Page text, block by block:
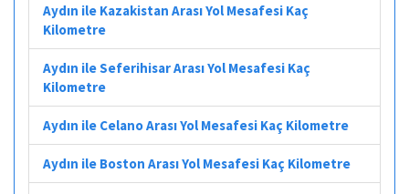
Aydın ile Kazakistan Arası Yol Mesafesi Kaç
Kilometre
Aydın ile Seferihisar Arası Yol Mesafesi Kaç
Kilometre
Aydın ile Celano Arası Yol Mesafesi Kaç Kilometre
Aydın ile Boston Arası Yol Mesafesi Kaç Kilometre